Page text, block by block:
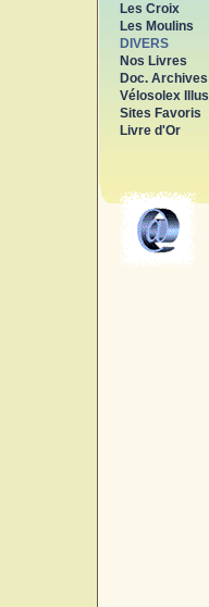
Les Croix
Les Moulins
DIVERS
Nos Livres
Doc. Archives
Vélosolex
Sites Favoris
Livre d'Or